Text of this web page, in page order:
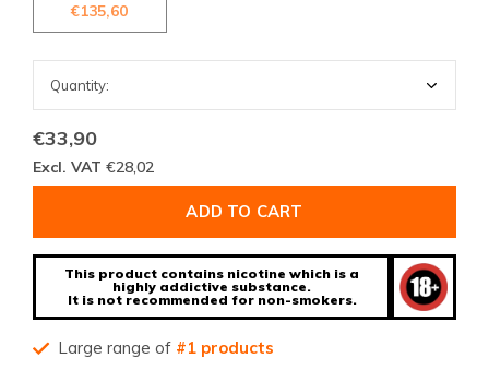
€135,60
€33,90
Excl. VAT €28,02
ADD TO CART
This product contains nicotine which is a
highly addictive substance.
It is not recommended for non-smokers.
Large range of #1 products